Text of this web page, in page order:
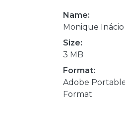
Name:
Monique
Size:
3 MB
Format:
Adobe
Format